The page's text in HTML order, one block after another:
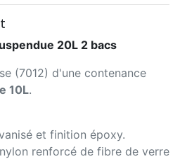
20L 2 bacs
(7012) d'une contenance
10L.
et finition époxy.
renforcé de fibre de verre